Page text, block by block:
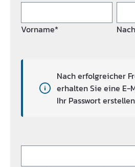
Vorname*
Nach erfolgreicher
erhalten Sie eine E-
Ihr Passwort